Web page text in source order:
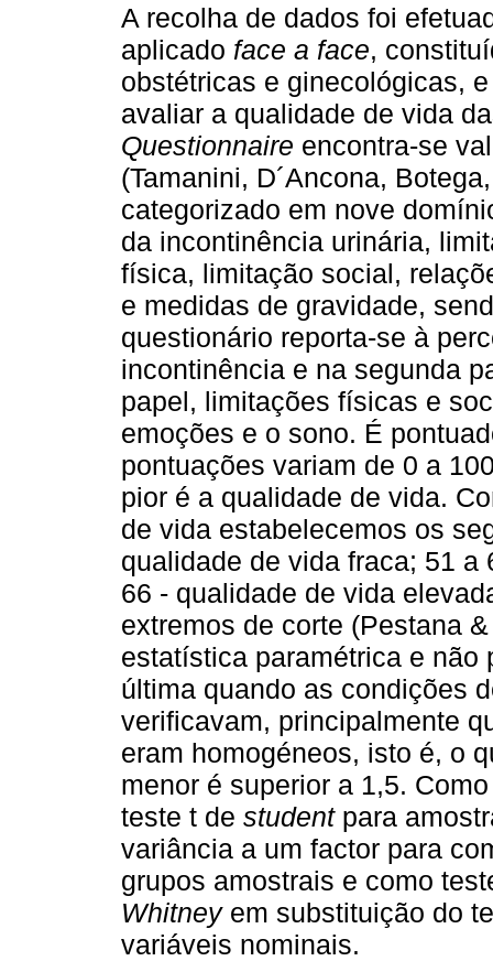
A recolha de dados foi
aplicado face a face,
obstétricas e ginecológicas,
avaliar a qualidade de vida
Questionnaire encontra-se
(Tamanini, D´Ancona,
categorizado em nove
da incontinência urinária,
física, limitação social,
e medidas de gravidade,
questionário reporta-se à
incontinência e na segunda
papel, limitações físicas e
emoções e o sono. É
pontuações variam de 0 a
pior é a qualidade de vida.
de vida estabelecemos os
qualidade de vida fraca; 51 a
66 - qualidade de vida
extremos de corte (Pestana
estatística paramétrica e não
última quando as condições
verificavam, principalmente
eram homogéneos, isto é, o
menor é superior a 1,5.
teste t de studentpara
variância a um factor para
grupos amostrais e como
Whitneyem substituição do
variáveis nominais.